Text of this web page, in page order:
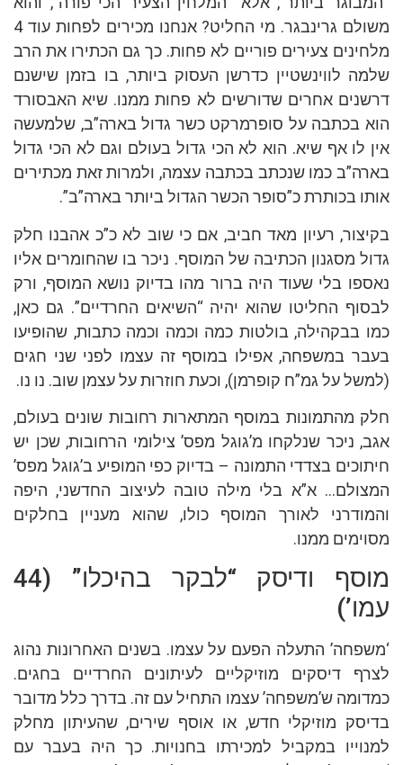
משולם גרינבגר. מי החליט? אנחנו מכירים לפחות עוד 4
מלחינים צעירים פוריים לא פחות. כך גם הכתירו את הרב
שלמה לווינשטיין כדרשן העסוק ביותר, בו בזמן שישנם
דרשנים אחרים שדורשים לא פחות ממנו. שיא האבסורד
הוא בכתבה על סופרמרקט כשר גדול בארה”ב, שלמעשה
אין לו אף שיא. הוא לא הכי גדול בעולם וגם לא הכי גדול
בארה”ב כמו שנכתב בכתבה עצמה, ולמרות זאת מכתירים
אותו בכותרת כ”סופר הכשר הגדול ביותר בארה”ב”.
בקיצור, רעיון מאד חביב, אם כי שוב לא כ”כ אהבנו חלק
גדול מסגנון הכתיבה של המוסף. ניכר בו שהחומרים אליו
נאספו בלי שעוד היה ברור מהו בדיוק נושא המוסף, ורק
לבסוף החליטו שהוא יהיה “השיאים החרדיים”. גם כאן,
כמו בבקהילה, בולטות כמה וכמה וכמה כתבות, שהופיעו
בעבר במשפחה, אפילו במוסף זה עצמו לפני שני חגים
(למשל על גמ”ח קופרמן), וכעת חוזרות על עצמן שוב. נו נו.
חלק מהתמונות במוסף המתארות רחובות שונים בעולם,
אגב, ניכר שנלקחו מ’גוגל מפס’ צילומי הרחובות, שכן יש
חיתוכים בצדדי התמונה – בדיוק כפי המופיע ב’גוגל מפס’
המצולם… א”א בלי מילה טובה לעיצוב החדשני, היפה
והמודרני לאורך המוסף כולו, שהוא מעניין בחלקים
מסוימים ממנו.
מוסף ודיסק “לבקר בהיכלו” (44
עמו’)
‘משפחה’ התעלה הפעם על עצמו. בשנים האחרונות נהוג
לצרף דיסקים מוזיקליים לעיתונים החרדיים בחגים.
כמדומה ש’משפחה’ עצמו התחיל עם זה. בדרך כלל מדובר
בדיסק מוזיקלי חדש, או אוסף שירים, שהעיתון מחלק
למנוייו במקביל למכירתו בחנויות. כך היה בעבר עם